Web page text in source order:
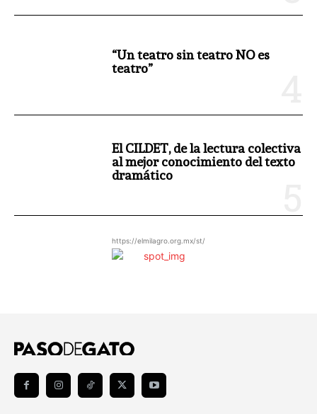
“Un teatro sin teatro NO es
teatro”
El CILDET, de la lectura colectiva
al mejor conocimiento del texto
dramático
https://elmilagro.org.mx/st/